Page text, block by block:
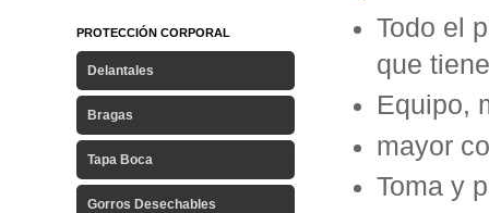
Todo el
que
Equipo,
mayor
Toma y
PROTECCIÓN CORPORAL
Delantales
Bragas
Tapa Boca
Gorros Desechables